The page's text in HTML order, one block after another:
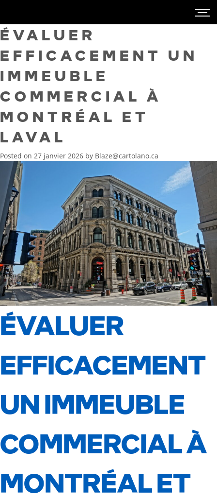
ÉVALUER
EFFICACEMENT UN
IMMEUBLE
COMMERCIAL À
MONTRÉAL ET
LAVAL
Posted on 27 janvier 2026 by Blaze@cartolano.ca
ÉVALUER
EFFICACEMENT
UN IMMEUBLE
COMMERCIAL À
MONTRÉAL ET